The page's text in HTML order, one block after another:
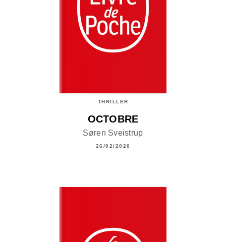
THRILLER
OCTOBRE
Søren Sveistrup
26/02/2020